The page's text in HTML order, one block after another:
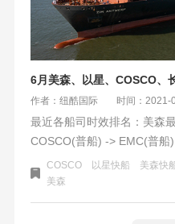
6月美森、以星、COSCO、
作者：纽酷国际 时间：2021-
最近各船司时效排名：美森
COSCO(普船) -> EMC(普船) -> 其他普船。美森快船还是最
快的，大概会比以星快船快
左右。
COSCO 以星快船 美森快
美森